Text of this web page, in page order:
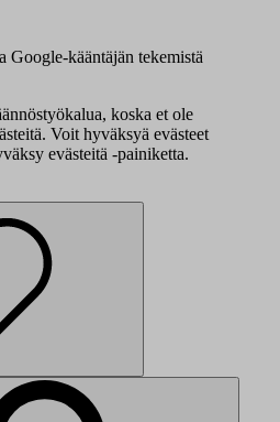
Google-kääntäjän tekemistä
koska et ole
Voit hyväksyä evästeet
evästeitä -painiketta.